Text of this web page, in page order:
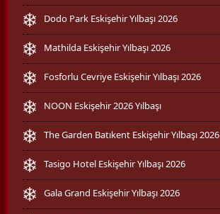
Dodo Park Eskişehir Yılbaşı 2026
Mathilda Eskişehir Yılbaşı 2026
Fosforlu Cevriye Eskişehir Yılbaşı 2026
NOON Eskişehir 2026 Yılbaşı
The Garden Batıkent Eskişehir Yılbaşı 2026
Tasigo Hotel Eskişehir Yılbaşı 2026
Gala Grand Eskişehir Yılbaşı 2026